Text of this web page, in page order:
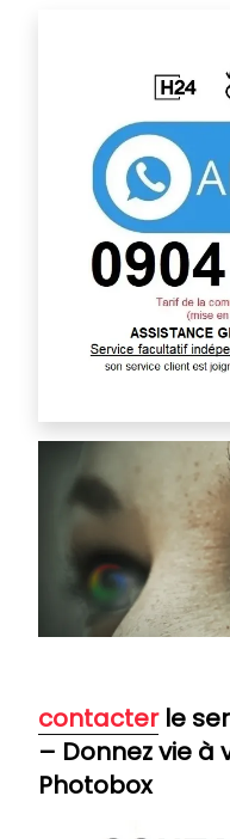
contacterle
– Donnez vie à
Photobox